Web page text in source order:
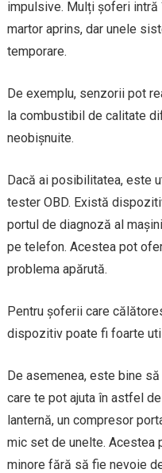
impulsive. Mulți șoferi intră
martor aprins, dar unele
temporare.
De exemplu, senzorii pot
la combustibil de calitate
neobișnuite.
Dacă ai posibilitatea, este
tester OBD. Există
portul de diagnoză al
pe telefon. Acestea pot
problema apărută.
Pentru șoferii care
dispozitiv poate fi foarte
De asemenea, este bine
care te pot ajuta în astfel
lanternă, un compresor
mic set de unelte. Acestea
minore fără să fie nevoie